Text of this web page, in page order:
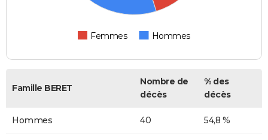
Femmes Hommes
Famille BERET
Nombre de
décès
% des
décès
Hommes 40 54,8 %